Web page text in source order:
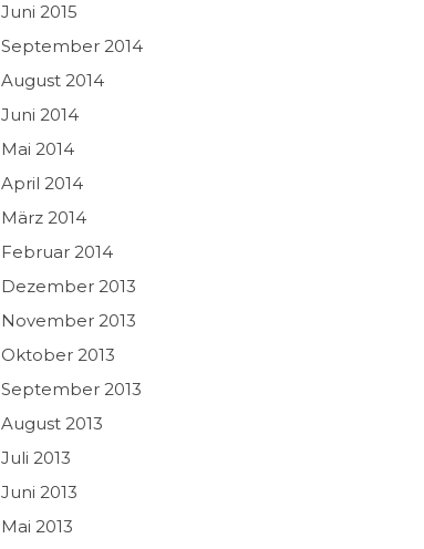
Juni 2015
September 2014
August 2014
Juni 2014
Mai 2014
April 2014
März 2014
Februar 2014
Dezember 2013
November 2013
Oktober 2013
September 2013
August 2013
Juli 2013
Juni 2013
Mai 2013